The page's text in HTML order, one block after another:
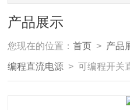
产品展示
您现在的位置：首页 > 产品
编程直流电源 > 可编程开关